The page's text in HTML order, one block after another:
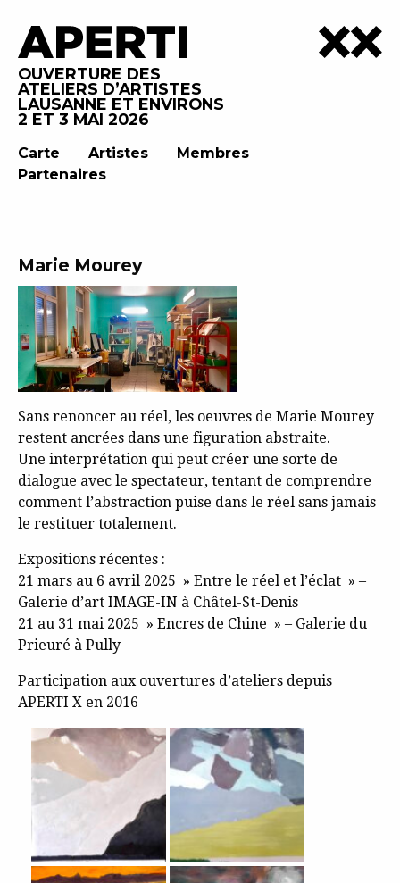
OUVERTURE DES
ATELIERS D’ARTISTES
LAUSANNE ET ENVIRONS
2 ET 3 MAI 2026
Carte Artistes
Membres
Partenaires
Marie Mourey
Sans renoncer au réel, les oeuvres de Marie Mourey
restent ancrées dans une figuration abstraite.
Une interprétation qui peut créer une sorte de
dialogue avec le spectateur, tentant de comprendre
comment l’abstraction puise dans le réel sans jamais
le restituer totalement.
Expositions récentes :
21 mars au 6 avril 2025 » Entre le réel et l’éclat » –
Galerie d’art IMAGE-IN à Châtel-St-Denis
21 au 31 mai 2025 » Encres de Chine » – Galerie du
Prieuré à Pully
Participation aux ouvertures d’ateliers depuis
APERTI X en 2016